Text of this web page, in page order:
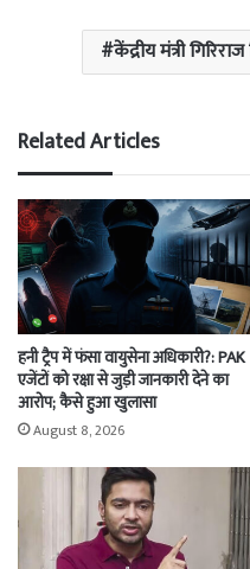
केंद्रीय मंत्री
Related Articles
हनी ट्रैप में फंसा वायुसेना अधिकारी?: PAK
एजेंटों को रक्षा से जुड़ी जानकारी देने का
आरोप; कैसे हुआ खुलासा
August 8, 2026